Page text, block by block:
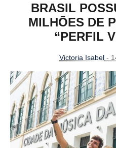
BRASIL
MILHÕES DE
“PERFIL
Victoria Isabel -